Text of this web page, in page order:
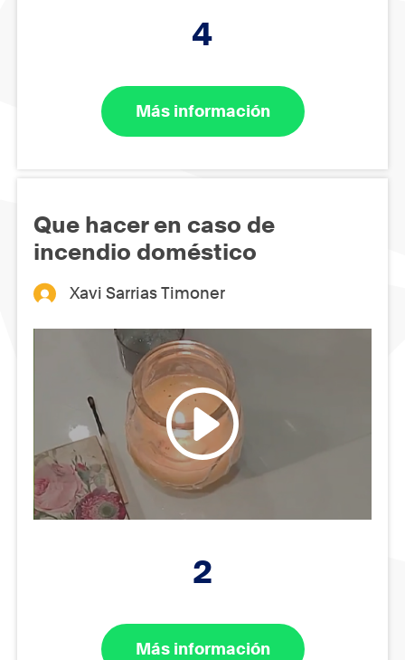
4
Más información
Que hacer en caso de
incendio doméstico
Xavi Sarrias Timoner
2
Más información